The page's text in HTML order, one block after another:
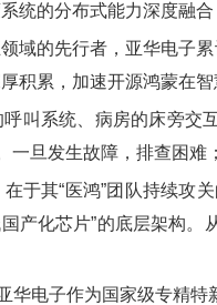
统的分布式能力深度融
的先行者，亚华电子累
积累，加速开源鸿蒙在
系统、病房的床旁交
一旦发生故障，排查困难
其“医鸿”团队持续攻关
产化芯片”的底层架构
电子作为国家级专精特